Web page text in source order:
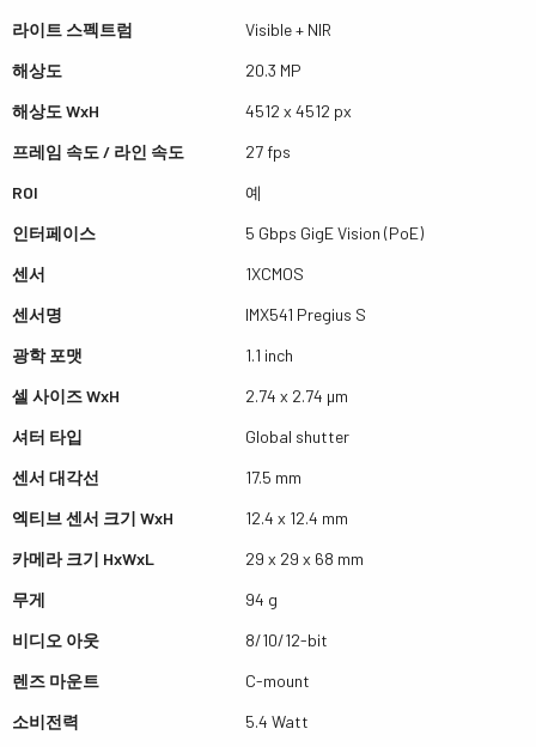
라이트 스펙트럼
Visible + NIR
해상도
20.3 MP
해상도 WxH
4512 x 4512 px
프레임 속도 / 라인 속도
27 fps
ROI
예
인터페이스
5 Gbps GigE Vision (PoE)
센서
1XCMOS
센서명
IMX541 Pregius S
광학 포맷
1.1 inch
셀 사이즈 WxH
2.74 x 2.74 µm
셔터 타입
Global shutter
센서 대각선
17.5 mm
엑티브 센서 크기 WxH
12.4 x 12.4 mm
카메라 크기 HxWxL
29 x 29 x 68 mm
무게
94 g
비디오 아웃
8/10/12-bit
렌즈 마운트
C-mount
소비전력
5.4 Watt